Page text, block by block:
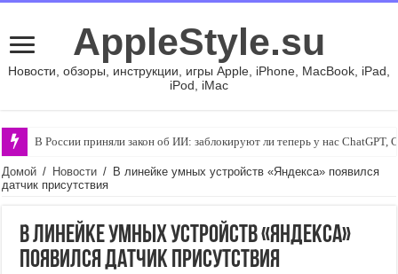
AppleStyle.su
Новости, обзоры, инструкции, игры Apple, iPhone, MacBook, iPad,
iPod, iMac
В России приняли закон об ИИ: заблокируют ли теперь у нас ChatGPT,
Домой / Новости / В линейке умных устройств «Яндекса» появился
датчик присутствия
В линейке умных устройств «Яндекса»
появился датчик присутствия